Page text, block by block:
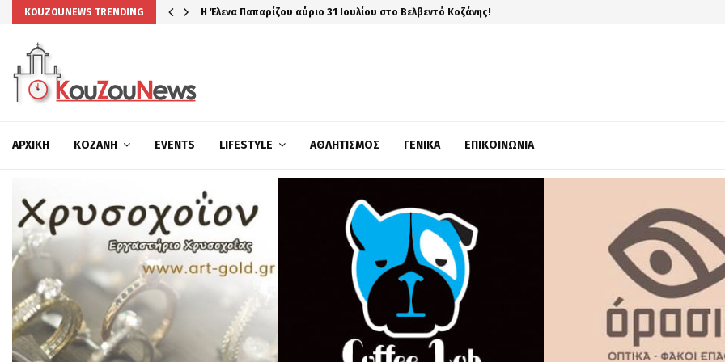
KOUZOUNEWS TRENDING Η Έλενα Παπαρίζου αύριο 31 Ιουλίου στο Βελβεντό Κοζάνης!
ΑΡΧΙΚΉ ΚΟΖΆΝΗ EVENTS LIFESTYLE ΑΘΛΗΤΙΣΜΌΣ ΓΕΝΙΚΆ ΕΠΙΚΟΙΝΩΝΊΑ